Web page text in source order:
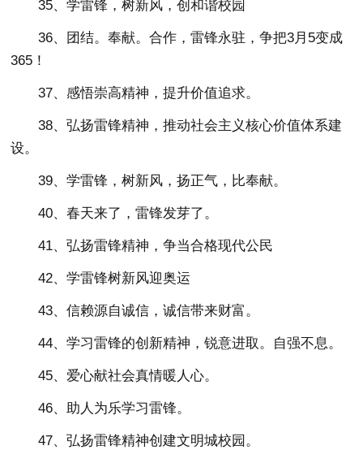
35、学雷锋，树新风，创和谐校园
36、团结。奉献。合作，雷锋永驻，争把3月5变成
365！
37、感悟崇高精神，提升价值追求。
38、弘扬雷锋精神，推动社会主义核心价值体系建
设。
39、学雷锋，树新风，扬正气，比奉献。
40、春天来了，雷锋发芽了。
41、弘扬雷锋精神，争当合格现代公民
42、学雷锋树新风迎奥运
43、信赖源自诚信，诚信带来财富。
44、学习雷锋的创新精神，锐意进取。自强不息。
45、爱心献社会真情暖人心。
46、助人为乐学习雷锋。
47、弘扬雷锋精神创建文明城校园。